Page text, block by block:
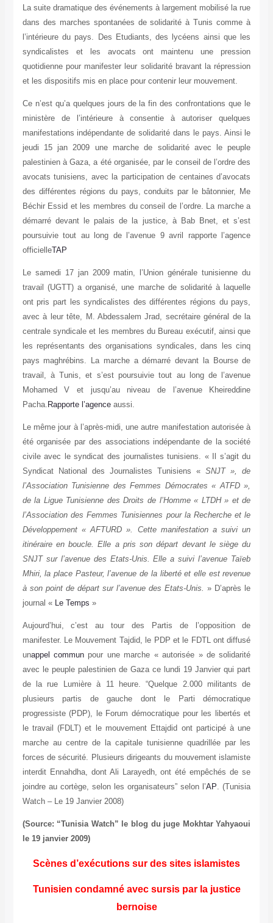
La suite dramatique des événements à largement mobilisé la rue
dans des marches spontanées de solidarité à Tunis comme à
l’intérieure du pays. Des Etudiants, des lycéens ainsi que les
syndicalistes et les avocats ont maintenu une pression
quotidienne pour manifester leur solidarité bravant la répression
et les dispositifs mis en place pour contenir leur mouvement.
Ce n’est qu’a quelques jours de la fin des confrontations que le
ministère de l’intérieure à consentie à autoriser quelques
manifestations indépendante de solidarité dans le pays. Ainsi le
jeudi 15 jan 2009 une marche de solidarité avec le peuple
palestinien à Gaza, a été organisée, par le conseil de l’ordre des
avocats tunisiens, avec la participation de centaines d’avocats
des différentes régions du pays, conduits par le bâtonnier, Me
Béchir Essid et les membres du conseil de l’ordre. La marche a
démarré devant le palais de la justice, à Bab Bnet, et s’est
poursuivie tout au long de l’avenue 9 avril rapporte l’agence
officielleTAP
Le samedi 17 jan 2009 matin, l’Union générale tunisienne du
travail (UGTT) a organisé, une marche de solidarité à laquelle
ont pris part les syndicalistes des différentes régions du pays,
avec à leur tête, M. Abdessalem Jrad, secrétaire général de la
centrale syndicale et les membres du Bureau exécutif, ainsi que
les représentants des organisations syndicales, dans les cinq
pays maghrébins. La marche a démarré devant la Bourse de
travail, à Tunis, et s’est poursuivie tout au long de l’avenue
Mohamed V et jusqu’au niveau de l’avenue Kheireddine
Pacha. Rapporte l’agenceaussi.
Le même jour à l’après-midi, une autre manifestation autorisée à
été organisée par des associations indépendante de la société
civile avec le syndicat des journalistes tunisiens. « Il s’agit du
Syndicat National des Journalistes Tunisiens «SNJT », de
l’Association Tunisienne des Femmes Démocrates « ATFD »,
de la Ligue Tunisienne des Droits de l’Homme « LTDH » et de
l’Association des Femmes Tunisiennes pour la Recherche et le
Développement « AFTURD ». Cette manifestation a suivi un
itinéraire en boucle. Elle a pris son départ devant le siège du
SNJT sur l’avenue des Etats-Unis. Elle a suivi l’avenue Taïeb
Mhiri, la place Pasteur, l’avenue de la liberté et elle est revenue
à son point de départ sur l’avenue des Etats-Unis. » D’après le
journal « Le Temps »
Aujourd’hui, c’est au tour des Partis de l’opposition de
manifester. Le Mouvement Tajdid, le PDP et le FDTL ont diffusé
unappel communpour une marche « autorisée » de solidarité
avec le peuple palestinien de Gaza ce lundi 19 Janvier qui part
de la rue Lumière à 11 heure. “Quelque 2.000 militants de
plusieurs partis de gauche dont le Parti démocratique
progressiste (PDP), le Forum démocratique pour les libertés et
le travail (FDLT) et le mouvement Ettajdid ont participé à une
marche au centre de la capitale tunisienne quadrillée par les
forces de sécurité. Plusieurs dirigeants du mouvement islamiste
interdit Ennahdha, dont Ali Larayedh, ont été empêchés de se
joindre au cortège, selon les organisateurs” selon l’AP. (Tunisia
Watch – Le 19 Janvier 2008)
(Source: “Tunisia Watch” le blog du juge Mokhtar Yahyaoui
le 19 janvier 2009)
Scènes d’exécutions sur des sites islamistes
Tunisien condamné avec sursis par la justice
bernoise